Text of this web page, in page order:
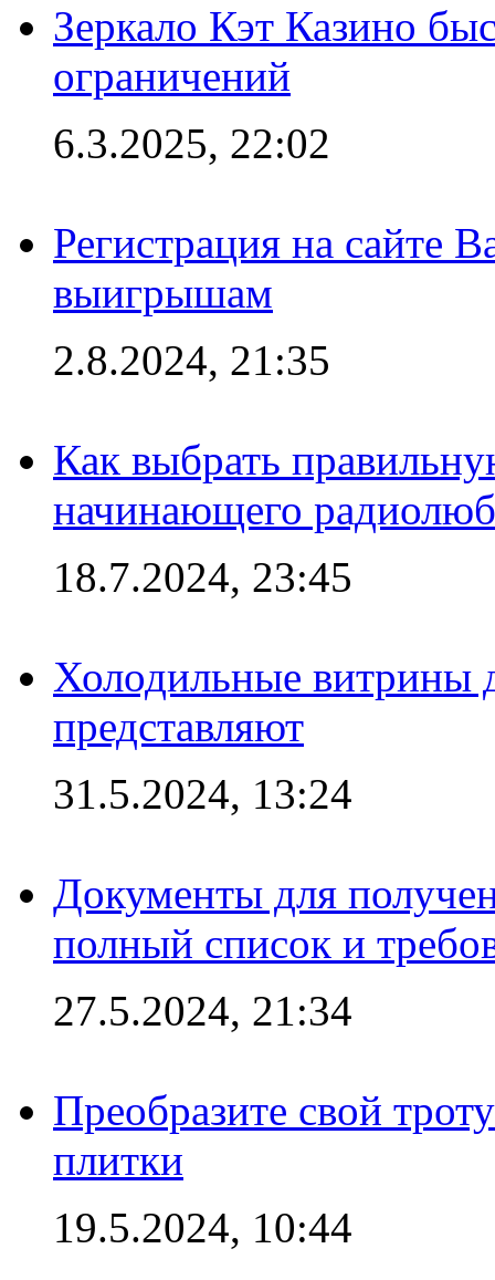
Зеркало Кэт Казино
ограничений
6.3.2025, 22:02
Регистрация на сайте
выигрышам
2.8.2024, 21:35
Как выбрать
начинающего
18.7.2024, 23:45
Холодильные витрины
представляют
31.5.2024, 13:24
Документы для
полный список и
27.5.2024, 21:34
Преобразите свой
плитки
19.5.2024, 10:44